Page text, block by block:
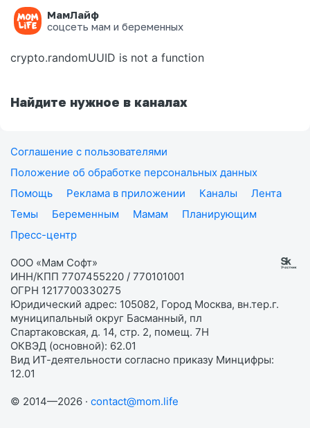
МамЛайф
соцсеть мам и беременных
Ошибка на странице
crypto.randomUUID is not a function
Найдите нужное в каналах
Соглашение с пользователями
Положение об обработке персональных данных
Помощь
Реклама в приложении Каналы
Лента
Темы
Беременным Мамам
Планирующим
Пресс-центр
ООО «Мам Софт»
ИНН/КПП 7707455220 / 770101001
ОГРН 1217700330275
Юридический адрес: 105082, Город Москва, вн.тер.г.
муниципальный округ Басманный, пл
Спартаковская, д. 14, стр. 2, помещ. 7Н
ОКВЭД (основной): 62.01
Вид ИТ-деятельности согласно приказу Минцифры:
12.01
© 2014—2026 · contact@mom.life